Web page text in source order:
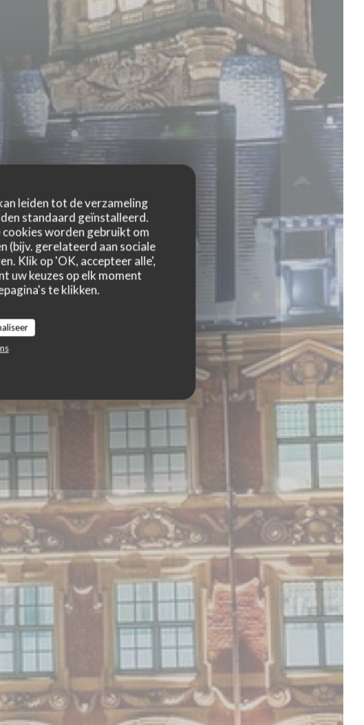
leiden tot de verzameling
standaard geïnstalleerd.
worden gebruikt om
(bijv. gerelateerd aan sociale
Klik op 'OK, accepteer alle',
uw keuzes op elk moment
te klikken.